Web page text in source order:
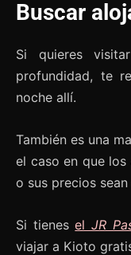
Buscar
Si quieres
profundidad, te
noche allí.
También es una
el caso en que
o sus precios
Si tieneselJR
viajar a Kioto